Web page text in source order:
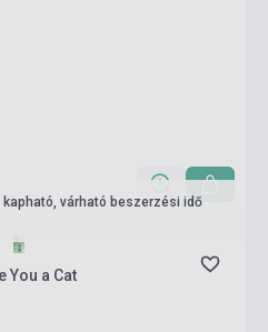
várható beszerzési idő
You a Cat